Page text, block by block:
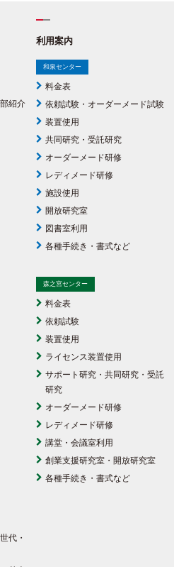
紹介
代・
利用案内
和泉センター
料金表
依頼試験・オーダーメード試験
装置使用
共同研究・受託研究
オーダーメード研修
レディメード研修
施設使用
開放研究室
図書室利用
各種手続き・書式など
森之宮センター
料金表
依頼試験
装置使用
ライセンス装置使用
サポート研究・共同研究・受託
研究
オーダーメード研修
レディメード研修
講堂・会議室利用
創業支援研究室・開放研究室
各種手続き・書式など